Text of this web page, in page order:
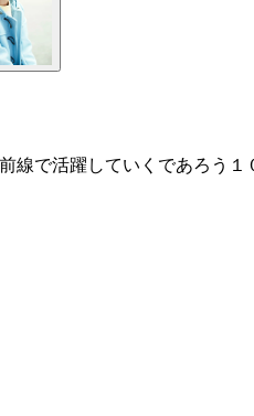
線で活躍していくであろう